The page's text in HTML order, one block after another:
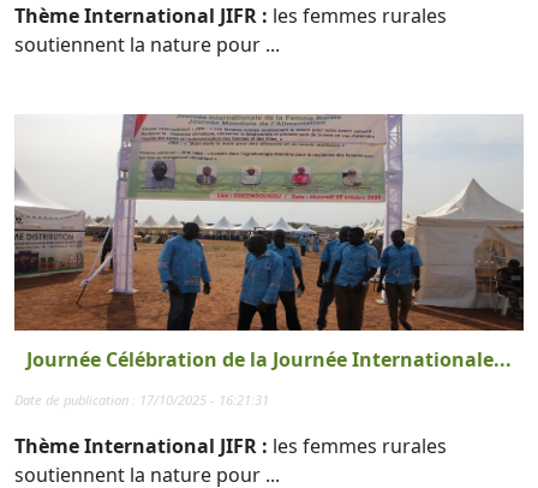
Thème International JIFR : les femmes rurales
soutiennent la nature pour ...
Journée Célébration de la Journée Internationale...
Date de publication : 17/10/2025 - 16:21:31
Thème International JIFR : les femmes rurales
soutiennent la nature pour ...